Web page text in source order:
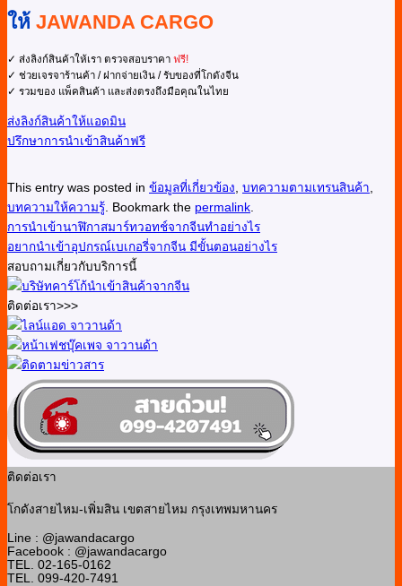
ให้ JAWANDA CARGO
✓ ส่งลิงก์สินค้าให้เรา ตรวจสอบราคา ฟรี!
✓ ช่วยเจรจาร้านค้า / ฝากจ่ายเงิน / รับของที่โกดังจีน
✓ รวมของ แพ็คสินค้า และส่งตรงถึงมือคุณในไทย
ส่งลิงก์สินค้าให้แอดมิน
ปรึกษาการนำเข้าสินค้าฟรี
This entry was posted in ข้อมูลที่เกี่ยวข้อง, บทความตามเทรนสินค้า,
บทความให้ความรู้. Bookmark the permalink.
การนำเข้านาฬิกาสมาร์ทวอทช์จากจีนทำอย่างไร
อยากนำเข้าอุปกรณ์เบเกอรี่จากจีน มีขั้นตอนอย่างไร
สอบถามเกี่ยวกับบริการนี้
ติดต่อเรา>>>
ติดต่อเรา
โกดังสายไหม-เพิ่มสิน เขตสายไหม กรุงเทพมหานคร
Line : @jawandacargo
Facebook : @jawandacargo
TEL. 02-165-0162
TEL. 099-420-7491